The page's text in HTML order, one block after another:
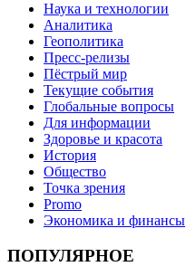
Наука и технологии
Аналитика
Геополитика
Пресс-релизы
Пёстрый мир
Текущие события
Глобальные вопросы
Для информации
Здоровье и красота
История
Общество
Точка зрения
Promo
Экономика и финансы
ПОПУЛЯРНОЕ